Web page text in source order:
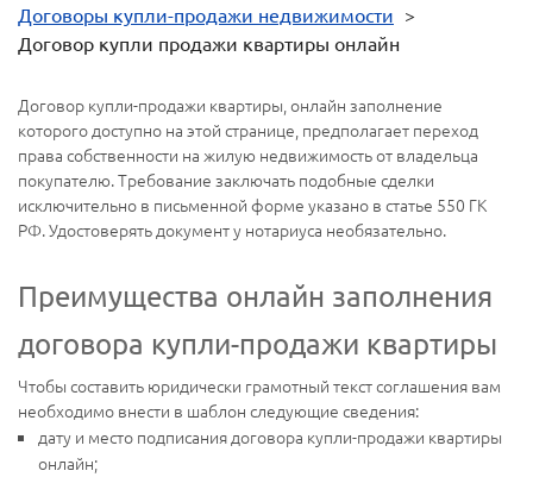
Договоры купли-продажи недвижимости >
Договор купли продажи квартиры онлайн
Договор купли-продажи квартиры, онлайн заполнение
которого доступно на этой странице, предполагает переход
права собственности на жилую недвижимость от владельца
покупателю. Требование заключать подобные сделки
исключительно в письменной форме указано в статье 550 ГК
РФ. Удостоверять документ у нотариуса необязательно.
Преимущества онлайн заполнения
договора купли-продажи квартиры
Чтобы составить юридически грамотный текст соглашения вам
необходимо внести в шаблон следующие сведения:
дату и место подписания договора купли-продажи квартиры
онлайн;